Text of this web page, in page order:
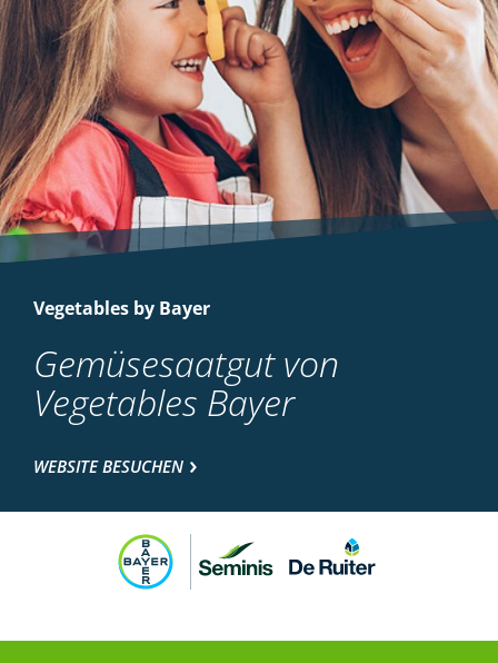
Vegetables by Bayer
Gemüsesaatgut von
Vegetables Bayer
WEBSITE BESUCHEN